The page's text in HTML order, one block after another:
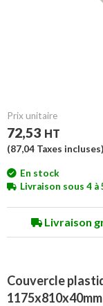
Prix unitaire
72,53 HT
(87,04 Taxes incluses)
En stock
Livraison sous 4
Livraison
Couvercle
1175x810x40mm